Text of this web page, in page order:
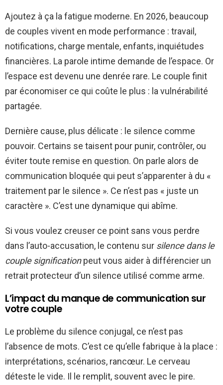
Ajoutez à ça la fatigue moderne. En 2026, beaucoup
de couples vivent en mode performance : travail,
notifications, charge mentale, enfants, inquiétudes
financières. La parole intime demande de l’espace. Or
l’espace est devenu une denrée rare. Le couple finit
par économiser ce qui coûte le plus : la vulnérabilité
partagée.
Dernière cause, plus délicate : le silence comme
pouvoir. Certains se taisent pour punir, contrôler, ou
éviter toute remise en question. On parle alors de
communication bloquée qui peut s’apparenter à du «
traitement par le silence ». Ce n’est pas « juste un
caractère ». C’est une dynamique qui abîme.
Si vous voulez creuser ce point sans vous perdre
dans l’auto-accusation, le contenu sur silence dans le
couple significationpeut vous aider à différencier un
retrait protecteur d’un silence utilisé comme arme.
L’impact du manque de communication sur
votre couple
Le problème du silence conjugal, ce n’est pas
l’absence de mots. C’est ce qu’elle fabrique à la place :
interprétations, scénarios, rancœur. Le cerveau
déteste le vide. Il le remplit, souvent avec le pire.